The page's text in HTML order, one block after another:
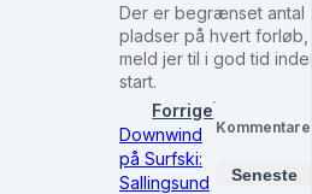
Der er begrænset antal
pladser på hvert forløb,
meld jer til i god tid
start.
Forrige
Downwind
på Surfski:
Sallingsund
Seneste